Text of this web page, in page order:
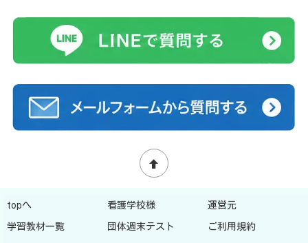
topへ 看護学校様 運営元
学習教材一覧 団体週末テスト ご利用規約